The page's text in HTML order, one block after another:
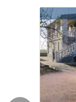
3243-VP